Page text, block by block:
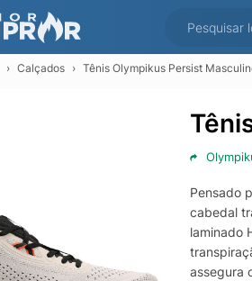
Calçados Tênis Olympikus Persist
Pensado
cabedal
laminado
assegura